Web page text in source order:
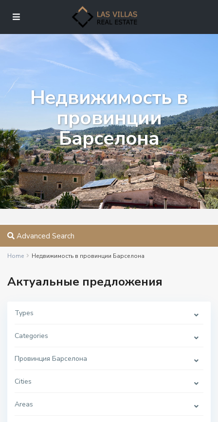
Недвижимость в
провинции
Барселона
Advanced Search
Home Недвижимость в провинции Барселона
Актуальные предложения
Types
Categories
Провинция Барселона
Cities
Areas